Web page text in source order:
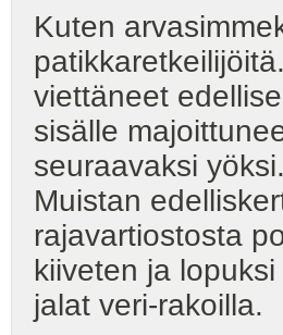
Kuten
viettäneet
sisälle
seuraavaksi yöksi.
Muistan
rajavartiostosta
kiiveten ja
jalat veri-rakoilla.